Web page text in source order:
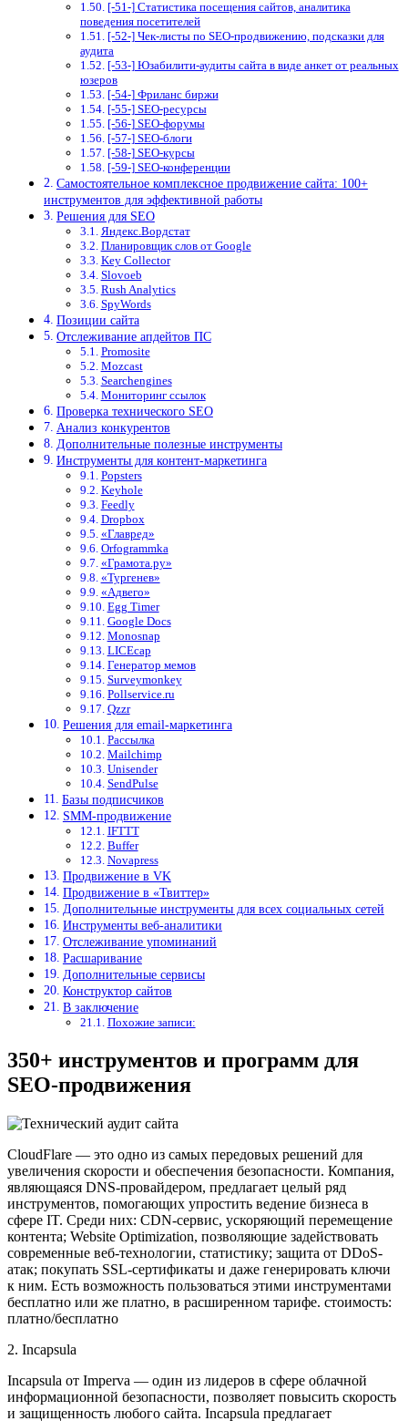
[-51-] Статистика посещения сайтов, аналитика
поведения посетителей
[-52-] Чек-листы по SEO-продвижению, подсказки для
аудита
[-53-] Юзабилити-аудиты сайта в виде анкет от реальных
юзеров
[-54-] Фриланс биржи
[-55-] SEO-ресурсы
[-56-] SEO-форумы
[-57-] SEO-блоги
[-58-] SEO-курсы
[-59-] SEO-конференции
Самостоятельное комплексное продвижение сайта: 100+
инструментов для эффективной работы
Решения для SEO
Яндекс.Вордстат
Планировщик слов от Google
Key Collector
Slovoeb
Rush Analytics
SpyWords
Позиции сайта
Отслеживание апдейтов ПС
Promosite
Mozcast
Searchengines
Мониторинг ссылок
Проверка технического SEO
Анализ конкурентов
Дополнительные полезные инструменты
Инструменты для контент-маркетинга
Popsters
Keyhole
Feedly
Dropbox
«Главред»
Orfogrammka
«Грамота.ру»
«Тургенев»
«Адвего»
Egg Timer
Google Docs
Monosnap
LICEcap
Генератор мемов
Surveymonkey
Pollservice.ru
Qzzr
Решения для email-маркетинга
Рассылка
Mailchimp
Unisender
SendPulse
Базы подписчиков
SMM-продвижение
IFTTT
Buffer
Novapress
Продвижение в VK
Продвижение в «Твиттер»
Дополнительные инструменты для всех социальных сетей
Инструменты веб-аналитики
Отслеживание упоминаний
Расшаривание
Дополнительные сервисы
Конструктор сайтов
В заключение
Похожие записи:
350+ инструментов и программ для
SEO-продвижения
CloudFlare — это одно из самых передовых решений для
увеличения скорости и обеспечения безопасности. Компания,
являющаяся DNS-провайдером, предлагает целый ряд
инструментов, помогающих упростить ведение бизнеса в
сфере IT. Среди них: CDN-сервис, ускоряющий перемещение
контента; Website Optimization, позволяющие задействовать
современные веб-технологии, статистику; защита от DDoS-
атак; покупать SSL-сертификаты и даже генерировать ключи
к ним. Есть возможность пользоваться этими инструментами
бесплатно или же платно, в расширенном тарифе. стоимость:
платно/бесплатно
2. Incapsula
Incapsula от Imperva — один из лидеров в сфере облачной
информационной безопасности, позволяет повысить скорость
и защищенность любого сайта. Incapsula предлагает